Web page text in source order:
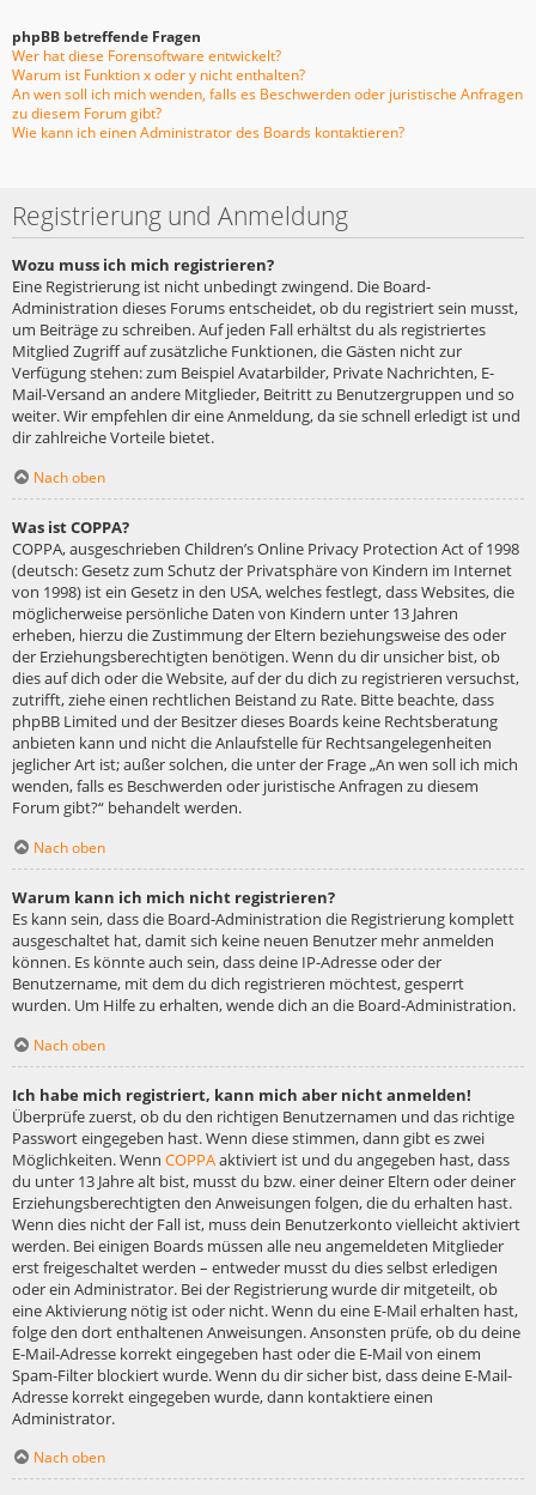
phpBB betreffende Fragen
Wer hat diese Forensoftware entwickelt?
Warum ist Funktion x oder y nicht enthalten?
An wen soll ich mich wenden, falls es Beschwerden oder juristische Anfragen
zu diesem Forum gibt?
Wie kann ich einen Administrator des Boards kontaktieren?
Registrierung und Anmeldung
Wozu muss ich mich registrieren?
Eine Registrierung ist nicht unbedingt zwingend. Die Board-
Administration dieses Forums entscheidet, ob du registriert sein musst,
um Beiträge zu schreiben. Auf jeden Fall erhältst du als registriertes
Mitglied Zugriff auf zusätzliche Funktionen, die Gästen nicht zur
Verfügung stehen: zum Beispiel Avatarbilder, Private Nachrichten, E-
Mail-Versand an andere Mitglieder, Beitritt zu Benutzergruppen und so
weiter. Wir empfehlen dir eine Anmeldung, da sie schnell erledigt ist und
dir zahlreiche Vorteile bietet.
Nach oben
Was ist COPPA?
COPPA, ausgeschrieben Children’s Online Privacy Protection Act of 1998
(deutsch: Gesetz zum Schutz der Privatsphäre von Kindern im Internet
von 1998) ist ein Gesetz in den USA, welches festlegt, dass Websites, die
möglicherweise persönliche Daten von Kindern unter 13 Jahren
erheben, hierzu die Zustimmung der Eltern beziehungsweise des oder
der Erziehungsberechtigten benötigen. Wenn du dir unsicher bist, ob
dies auf dich oder die Website, auf der du dich zu registrieren versuchst,
zutrifft, ziehe einen rechtlichen Beistand zu Rate. Bitte beachte, dass
phpBB Limited und der Besitzer dieses Boards keine Rechtsberatung
anbieten kann und nicht die Anlaufstelle für Rechtsangelegenheiten
jeglicher Art ist; außer solchen, die unter der Frage „An wen soll ich mich
wenden, falls es Beschwerden oder juristische Anfragen zu diesem
Forum gibt?“ behandelt werden.
Nach oben
Warum kann ich mich nicht registrieren?
Es kann sein, dass die Board-Administration die Registrierung komplett
ausgeschaltet hat, damit sich keine neuen Benutzer mehr anmelden
können. Es könnte auch sein, dass deine IP-Adresse oder der
Benutzername, mit dem du dich registrieren möchtest, gesperrt
wurden. Um Hilfe zu erhalten, wende dich an die Board-Administration.
Nach oben
Ich habe mich registriert, kann mich aber nicht anmelden!
Überprüfe zuerst, ob du den richtigen Benutzernamen und das richtige
Passwort eingegeben hast. Wenn diese stimmen, dann gibt es zwei
Möglichkeiten. Wenn COPPAaktiviert ist und du angegeben hast, dass
du unter 13 Jahre alt bist, musst du bzw. einer deiner Eltern oder deiner
Erziehungsberechtigten den Anweisungen folgen, die du erhalten hast.
Wenn dies nicht der Fall ist, muss dein Benutzerkonto vielleicht aktiviert
werden. Bei einigen Boards müssen alle neu angemeldeten Mitglieder
erst freigeschaltet werden – entweder musst du dies selbst erledigen
oder ein Administrator. Bei der Registrierung wurde dir mitgeteilt, ob
eine Aktivierung nötig ist oder nicht. Wenn du eine E-Mail erhalten hast,
folge den dort enthaltenen Anweisungen. Ansonsten prüfe, ob du deine
E-Mail-Adresse korrekt eingegeben hast oder die E-Mail von einem
Spam-Filter blockiert wurde. Wenn du dir sicher bist, dass deine E-Mail-
Adresse korrekt eingegeben wurde, dann kontaktiere einen
Administrator.
Nach oben